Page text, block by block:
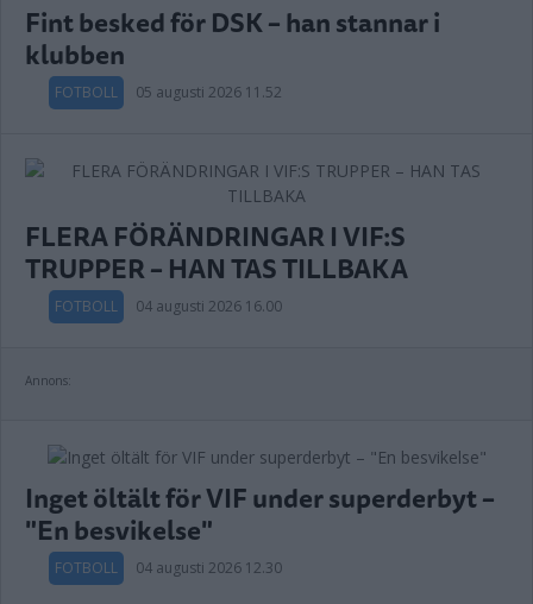
Fint besked för DSK – han stannar i
klubben
FOTBOLL 05 augusti 2026 11.52
FLERA FÖRÄNDRINGAR I VIF:S
TRUPPER – HAN TAS TILLBAKA
FOTBOLL 04 augusti 2026 16.00
Annons:
Inget öltält för VIF under superderbyt –
"En besvikelse"
FOTBOLL 04 augusti 2026 12.30